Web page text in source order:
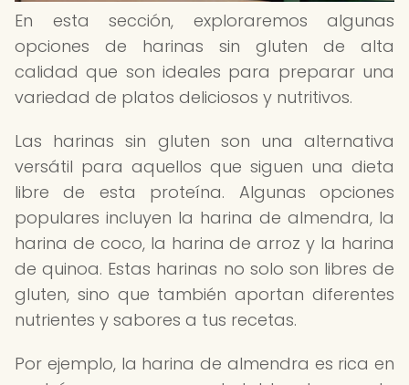
En esta sección, exploraremos algunas
opciones de harinas sin gluten de alta
calidad que son ideales para preparar una
variedad de platos deliciosos y nutritivos.
Las harinas sin gluten son una alternativa
versátil para aquellos que siguen una dieta
libre de esta proteína. Algunas opciones
populares incluyen la harina de almendra, la
harina de coco, la harina de arroz y la harina
de quinoa. Estas harinas no solo son libres de
gluten, sino que también aportan diferentes
nutrientes y sabores a tus recetas.
Por ejemplo, la harina de almendra es rica en